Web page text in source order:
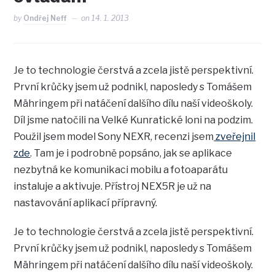
by Ondřej Neff on14. 1. 2013
Je to technologie čerstvá a zcela jistě perspektivní.
První krůčky jsem už podnikl, naposledy s Tomášem
Mähringem při natáčení dalšího dílu naší videoškoly.
Díl jsme natočili na Velké Kunratické loni na podzim.
Použil jsem model Sony NEXR, recenzi jsem zveřejnil
zde. Tam je i podrobně popsáno, jak se aplikace
nezbytná ke komunikaci mobilu a fotoaparátu
instaluje a aktivuje. Přístroj NEX5R je už na
nastavování aplikací přípravný.
Je to technologie čerstvá a zcela jistě perspektivní.
První krůčky jsem už podnikl, naposledy s Tomášem
Mähringem při natáčení dalšího dílu naší videoškoly.